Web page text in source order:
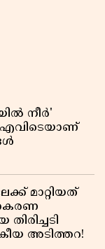
നീർ'
എവിടെയാണ്
മാറ്റിയത്
അടിത്തറ!